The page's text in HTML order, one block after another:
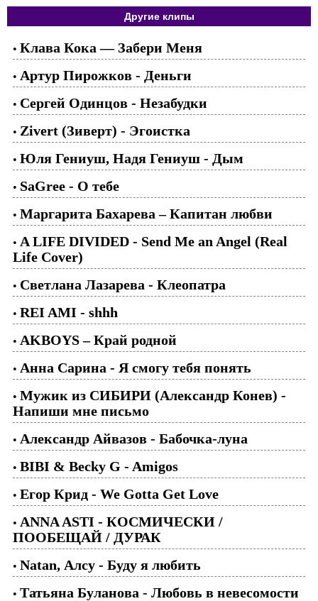
Другие клипы
• Клава Кока — Забери Меня
• Артур Пирожков - Деньги
• Сергей Одинцов - Незабудки
• Zivert (Зиверт) - Эгоистка
• Юля Гениуш, Надя Гениуш - Дым
• SaGree - О тебе
• Маргарита Бахарева – Капитан любви
• A LIFE DIVIDED - Send Me an Angel (Real
Life Cover)
• Светлана Лазарева - Клеопатра
• REI AMI - shhh
• AKBOYS – Край родной
• Анна Сарина - Я смогу тебя понять
• Мужик из СИБИРИ (Александр Конев) -
Напиши мне письмо
• Александр Айвазов - Бабочка-луна
• BIBI & Becky G - Amigos
• Егор Крид - We Gotta Get Love
• ANNA ASTI - КОСМИЧЕСКИ /
ПООБЕЩАЙ / ДУРАК
• Natan, Алсу - Буду я любить
• Татьяна Буланова - Любовь в невесомости